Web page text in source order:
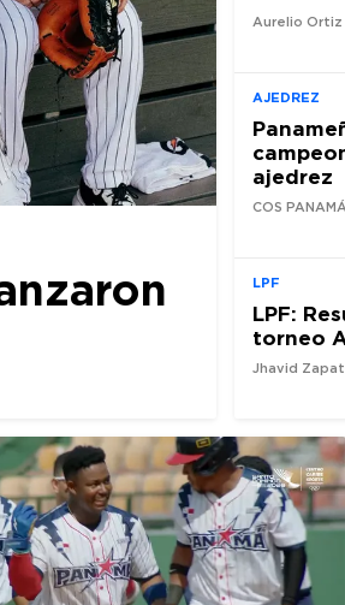
Aurelio Ortiz
AJEDREZ
ajedrez
COS PANAMÁ
LPF
LPF:
torneo
Jhavid